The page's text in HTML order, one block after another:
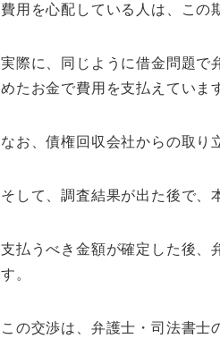
費用を心配している人は、この
実際に、同じように借金問題で
めたお金で費用を支払えていま
なお、債権回収会社からの取り
そして、調査結果が出た後で、
支払うべき金額が確定した後、
す。
この交渉は、弁護士・司法書士